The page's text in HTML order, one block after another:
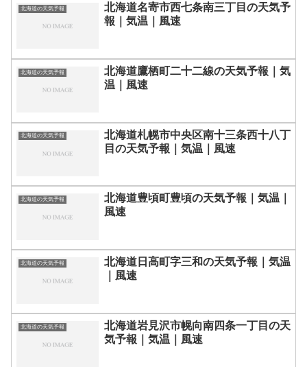
北海道の天気予報
北海道名寄市西七条南三丁目の天気予
報｜気温｜風速
北海道の天気予報
北海道鷹栖町二十二線の天気予報｜気
温｜風速
北海道の天気予報
北海道札幌市中央区南十三条西十八丁
目の天気予報｜気温｜風速
北海道の天気予報
北海道豊頃町豊頃の天気予報｜気温｜
風速
北海道の天気予報
北海道日高町字三和の天気予報｜気温
｜風速
北海道の天気予報
北海道岩見沢市幌向南四条一丁目の天
気予報｜気温｜風速